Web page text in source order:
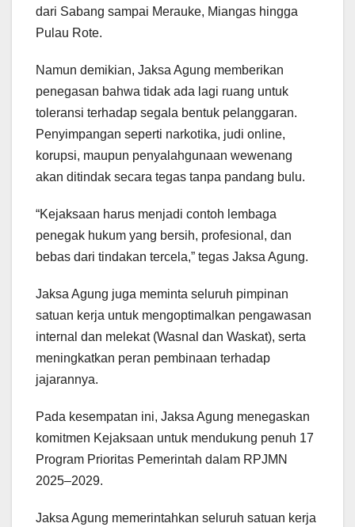
dari Sabang sampai Merauke, Miangas hingga
Pulau Rote.
Namun demikian, Jaksa Agung memberikan
penegasan bahwa tidak ada lagi ruang untuk
toleransi terhadap segala bentuk pelanggaran.
Penyimpangan seperti narkotika, judi online,
korupsi, maupun penyalahgunaan wewenang
akan ditindak secara tegas tanpa pandang bulu.
“Kejaksaan harus menjadi contoh lembaga
penegak hukum yang bersih, profesional, dan
bebas dari tindakan tercela,” tegas Jaksa Agung.
Jaksa Agung juga meminta seluruh pimpinan
satuan kerja untuk mengoptimalkan pengawasan
internal dan melekat (Wasnal dan Waskat), serta
meningkatkan peran pembinaan terhadap
jajarannya.
Pada kesempatan ini, Jaksa Agung menegaskan
komitmen Kejaksaan untuk mendukung penuh 17
Program Prioritas Pemerintah dalam RPJMN
2025–2029.
Jaksa Agung memerintahkan seluruh satuan kerja